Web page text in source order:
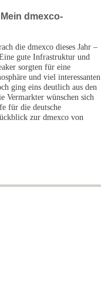
dmexco-
die dmexco dieses Jahr –
gute Infrastruktur und
sorgten für eine
und viel interessanten
ging eins deutlich aus den
Vermarkter wünschen sich
für die deutsche
zur dmexco von